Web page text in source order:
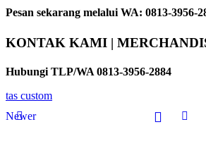
Pesan sekarang melalui WA: 0813-3956-
KONTAK KAMI |
Hubungi TLP/WA 0813-3956-2884
tas custom
Newer